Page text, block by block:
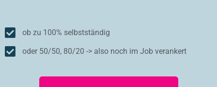
ob zu 100% selbstständig
oder 50/50, 80/20 -> also noch im Job verankert